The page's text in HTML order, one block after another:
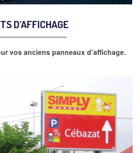
D’AFFICHAGE
vos anciens panneaux d’affichage.